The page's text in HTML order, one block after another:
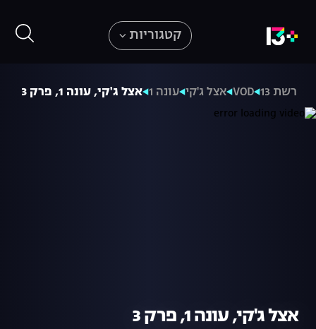
קטגוריות
רשת 13 VOD אצל ג'קי עונה 1 אצל ג'קי, עונה 1, פרק 3
אצל ג'קי, עונה 1, פרק 3